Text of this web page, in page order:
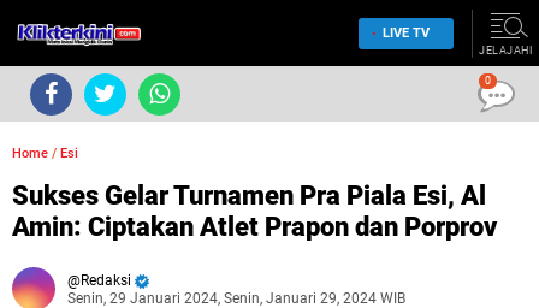
LIVE TV
JELAJAHI
Home / Esi
Sukses Gelar Turnamen Pra Piala Esi, Al
Amin: Ciptakan Atlet Prapon dan Porprov
Redaksi
Senin, 29 Januari 2024, Senin, Januari 29, 2024 WIB
0